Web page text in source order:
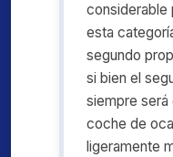
considerable
esta
segundo
si bien el
siempre será
coche de
ligeramente